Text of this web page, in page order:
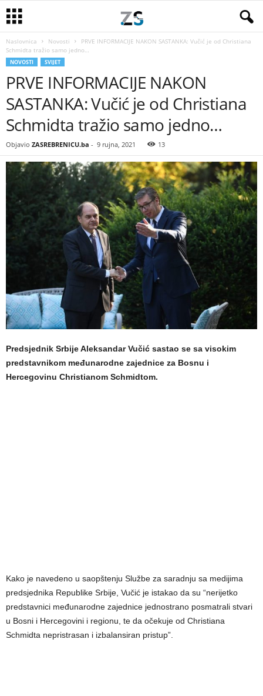
Naslovnica Novosti
PRVE INFORMACIJE NAKON SASTANKA: Vučić je od Christiana
Schmidta tražio samo jedno…
NOVOSTI SVIJET
PRVE INFORMACIJE NAKON
SASTANKA: Vučić je od Christiana
Schmidta tražio samo jedno…
Objavio ZASREBRENICU.ba - 9 rujna, 2021 13
Predsjednik Srbije Aleksandar Vučić sastao se sa visokim
predstavnikom međunarodne zajednice za Bosnu i
Hercegovinu Christianom Schmidtom.
Kako je navedeno u saopštenju Službe za saradnju sa medijima
predsjednika Republike Srbije, Vučić je istakao da su “nerijetko
predstavnici međunarodne zajednice jednostrano posmatrali stvari
u Bosni i Hercegovini i regionu, te da očekuje od Christiana
Schmidta nepristrasan i izbalansiran pristup”.